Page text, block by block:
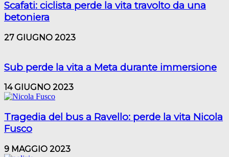
Scafati: ciclista perde la vita travolto da una
betoniera
27 GIUGNO 2023
Sub perde la vita a Meta durante immersione
14 GIUGNO 2023
Tragedia del bus a Ravello: perde la vita Nicola
Fusco
9 MAGGIO 2023